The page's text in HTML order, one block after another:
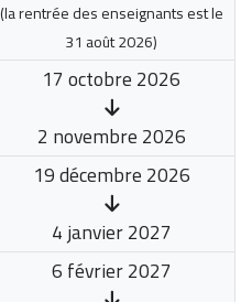
(la rentrée des enseignants est le
31 août 2026)
17 octobre 2026
2 novembre 2026
19 décembre 2026
4 janvier 2027
6 février 2027